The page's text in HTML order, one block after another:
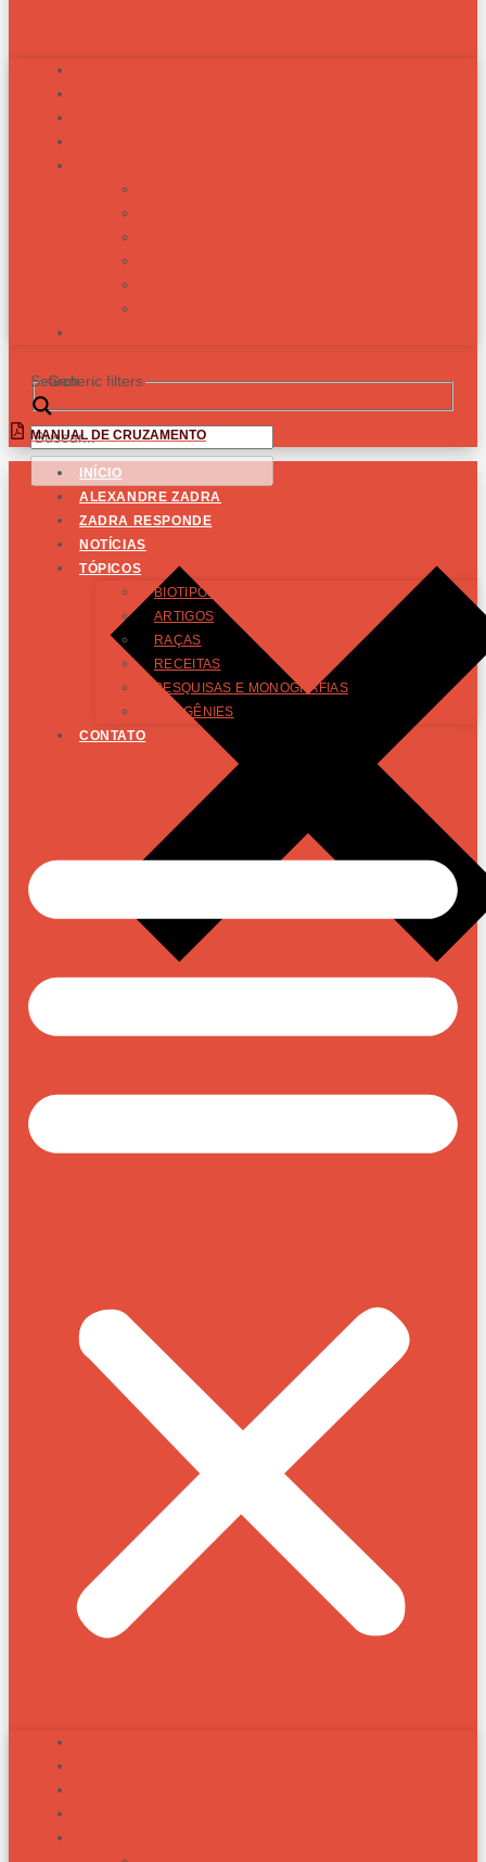
Search
Generic filters
MANUAL DE CRUZAMENTO
INÍCIO
ALEXANDRE ZADRA
ZADRA RESPONDE
NOTÍCIAS
TÓPICOS
BIOTIPOS RACIAIS
ARTIGOS
RAÇAS
RECEITAS
PESQUISAS E MONOGRAFIAS
PROGÊNIES
CONTATO